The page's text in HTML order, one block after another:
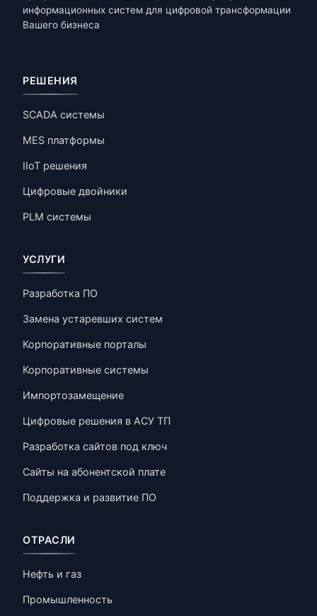
информационных систем для цифровой трансформации
Вашего бизнеса
РЕШЕНИЯ
SCADA системы
MES платформы
IIoT решения
Цифровые двойники
PLM системы
УСЛУГИ
Разработка ПО
Замена устаревших систем
Корпоративные порталы
Корпоративные системы
Импортозамещение
Цифровые решения в АСУ ТП
Разработка сайтов под ключ
Сайты на абонентской плате
Поддержка и развитие ПО
ОТРАСЛИ
Нефть и газ
Промышленность